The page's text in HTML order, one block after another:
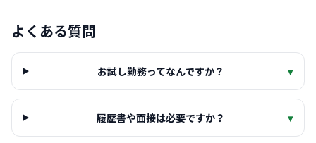
よくある質問
お試し勤務ってなんですか？ ▾
履歴書や面接は必要ですか？ ▾